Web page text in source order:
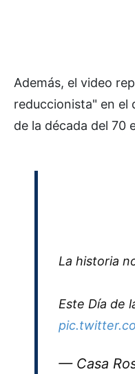
Además, el video
reduccionista" en el
de la década del 70
La historia
Este Día de
— Casa